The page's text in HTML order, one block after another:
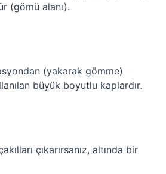
(gömü alanı).
(yakarak gömme)
büyük boyutlu kaplardır.
çıkarırsanız, altında bir